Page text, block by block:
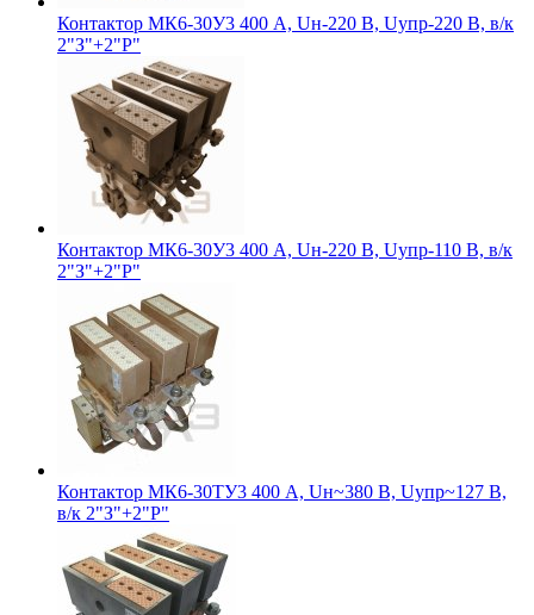
Контактор МК6-30У3 400 А, Uн-220 В, Uупр-220 В, в/к
2"З"+2"Р"
Контактор МК6-30У3 400 А, Uн-220 В, Uупр-110 В, в/к
2"З"+2"Р"
Контактор МК6-30ТУ3 400 А, Uн~380 В, Uупр~127 В,
в/к 2"З"+2"Р"